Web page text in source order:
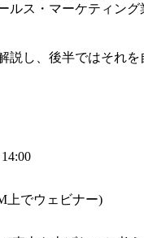
ルス・マーケティン
説し、後半ではそれ
上でウェビナー)